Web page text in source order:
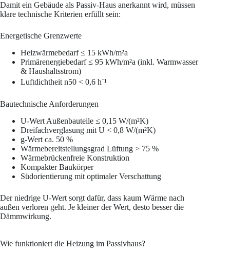
Damit ein Gebäude als Passiv-Haus anerkannt wird, müssen
klare technische Kriterien erfüllt sein:
Energetische Grenzwerte
Heizwärmebedarf ≤ 15 kWh/m²a
Primärenergiebedarf ≤ 95 kWh/m²a (inkl. Warmwasser
& Haushaltsstrom)
Luftdichtheit n50 < 0,6 h⁻¹
Bautechnische Anforderungen
U-Wert Außenbauteile ≤ 0,15 W/(m²K)
Dreifachverglasung mit U < 0,8 W/(m²K)
g-Wert ca. 50 %
Wärmebereitstellungsgrad Lüftung > 75 %
Wärmebrückenfreie Konstruktion
Kompakter Baukörper
Südorientierung mit optimaler Verschattung
Der niedrige U-Wert sorgt dafür, dass kaum Wärme nach
außen verloren geht. Je kleiner der Wert, desto besser die
Dämmwirkung.
Wie funktioniert die Heizung im Passivhaus?